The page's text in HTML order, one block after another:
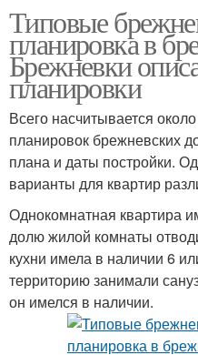
Типовые
планировка в
Брежневки
планировки
Всего насчитывается
планировок брежневских
плана и даты постройки.
варианты для квартир
Однокомнатная квартира
долю жилой комнаты
кухни имела в наличии 6
территорию занимали
он имелся в наличии.